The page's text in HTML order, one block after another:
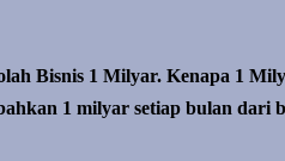
Bisnis 1 Milyar. Kenapa 1
1 milyar setiap bulan dari